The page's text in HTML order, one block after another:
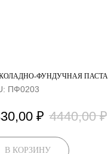
ФУНДУЧНАЯ ПАСТА
ПФ0203
₽ 4440,00 ₽
В КОРЗИНУ